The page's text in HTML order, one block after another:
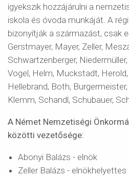
igyekszik hozzájárulni a
iskola és óvoda munkáját. A
bizonyítják a származást, csak
Gerstmayer, Mayer, Zeller,
Schwartzenberger,
Vogel, Helm, Muckstadt, Herold,
Hellebrand, Both,
Klemm, Schandl, Schubauer,
A Német Nemzetiségi
közötti vezetősége:
Abonyi Balázs - elnök
Zeller Balázs - elnökhelyettes